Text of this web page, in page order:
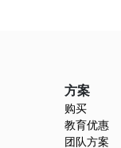
方案
购买
教育优惠
团队方案